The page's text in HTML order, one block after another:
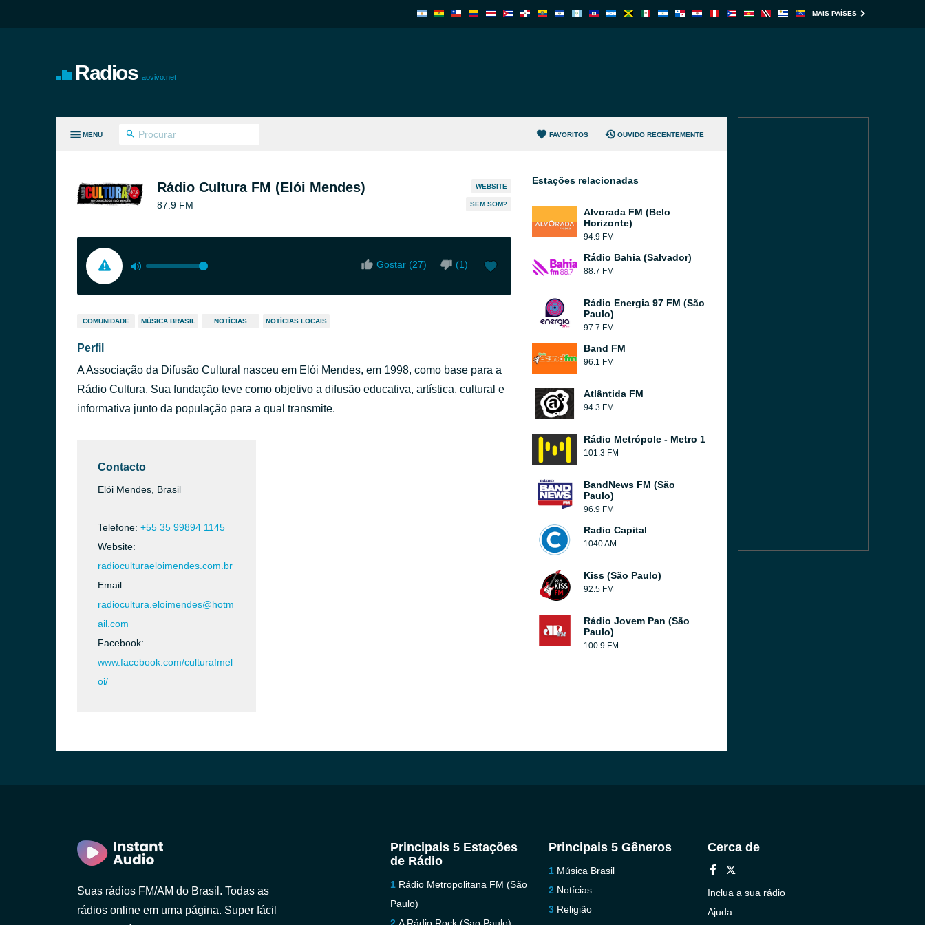
MAIS PAÍSES
Radios aovivo.net
MENU FAVORITOS OUVIDO RECENTEMENTE
Rádio Cultura FM (Elói Mendes)
87.9 FM
WEBSITE
SEM SOM?
Gostar (27) (1)
COMUNIDADE MÚSICA BRASIL NOTÍCIAS NOTÍCIAS LOCAIS
Perfil
A Associação da Difusão Cultural nasceu em Elói Mendes, em 1998, como base para a
Rádio Cultura. Sua fundação teve como objetivo a difusão educativa, artística, cultural e
informativa junto da população para a qual transmite.
Contacto
Elói Mendes, Brasil
Telefone: +55 35 99894 1145
Website:
radioculturaeloimendes.com.br
Email:
radiocultura.eloimendes@hotm
ail.com
Facebook:
www.facebook.com/culturafmel
oi/
Estações relacionadas
Alvorada FM (Belo
Horizonte)
94.9 FM
Rádio Bahia (Salvador)
88.7 FM
Rádio Energia 97 FM (São
Paulo)
97.7 FM
Band FM
96.1 FM
Atlântida FM
94.3 FM
Rádio Metrópole - Metro 1
101.3 FM
BandNews FM (São
Paulo)
96.9 FM
Radio Capital
1040 AM
Kiss (São Paulo)
92.5 FM
Rádio Jovem Pan (São
Paulo)
100.9 FM
Suas rádios FM/AM do Brasil. Todas as
rádios online em uma página. Super fácil
Principais 5 Estações
de Rádio
Rádio Metropolitana FM (São
Paulo)
Principais 5 Gêneros
Música Brasil
Notícias
Religião
Cerca de
Inclua a sua rádio
Ajuda